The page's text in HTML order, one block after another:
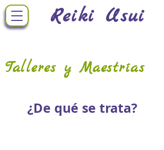
Reiki Usui
Talleres y Maestrías
¿De qué se trata?